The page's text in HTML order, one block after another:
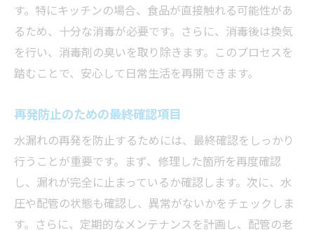
す。特にキッチンの場合、食品が直接触れる可能性があ
るため、十分な消毒が必要です。さらに、消毒後は換気
を行い、消毒剤の臭いを取り除きます。このプロセスを
踏むことで、安心して日常生活を再開できます。
再発防止のための最終確認項目
水漏れの再発を防止するためには、最終確認をしっかり
行うことが重要です。まず、修理した箇所を再度確認
し、漏れが完全に止まっているか確認します。次に、水
圧や配管の状態も確認し、異常がないかをチェックしま
す。さらに、定期的なメンテナンスを計画し、配管の老